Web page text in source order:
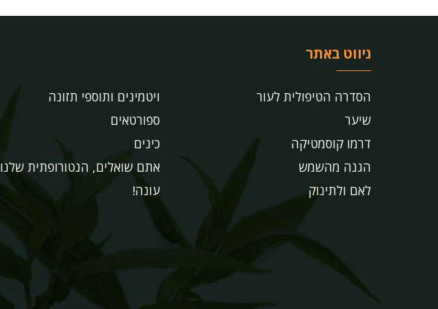
ניווט באתר
הסדרה הטיפולית לעור
שיער
דרמו קוסמטיקה
הגנה מהשמש
לאם ולתינוק
ויטמינים ותוספי תזונה
ספורטאים
כינים
אתם שואלים, הנטורופתית שלנו
עונה!